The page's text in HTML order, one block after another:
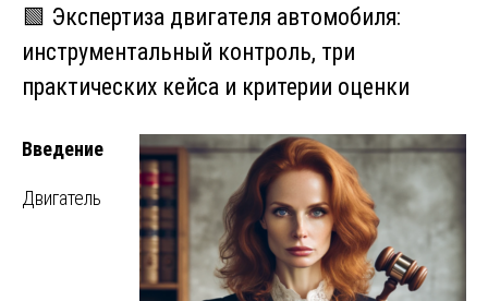
🟩 Экспертиза двигателя автомобиля:
инструментальный контроль, три
практических кейса и критерии оценки
Введение
Двигатель